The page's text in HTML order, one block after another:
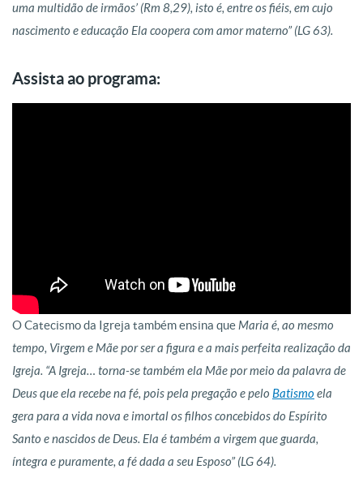
uma multidão de irmãos’ (Rm 8,29), isto é, entre os fiéis, em cujo
nascimento e educação Ela coopera com amor materno” (LG 63).
Assista ao programa:
O Catecismo da Igreja também ensina queMaria é, ao mesmo
tempo, Virgem e Mãe por ser a figura e a mais perfeita realização da
Igreja. “A Igreja… torna-se também ela Mãe por meio da palavra de
Deus que ela recebe na fé, pois pela pregação e pelo Batismoela
gera para a vida nova e imortal os filhos concebidos do Espírito
Santo e nascidos de Deus. Ela é também a virgem que guarda,
íntegra e puramente, a fé dada a seu Esposo” (LG 64).